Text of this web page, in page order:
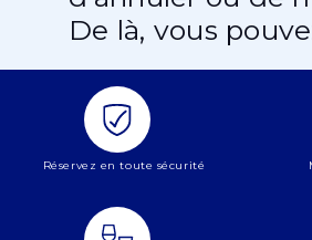
De là, vous
Réservez en toute sécurité